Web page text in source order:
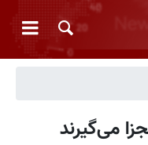
می‌گیرند